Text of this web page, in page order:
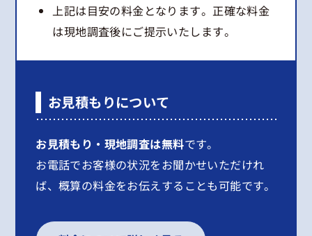
上記は目安の料金となります。正確な料金
は現地調査後にご提示いたします。
お見積もりについて
お見積もり・現地調査は無料です。
お電話でお客様の状況をお聞かせいただけれ
ば、概算の料金をお伝えすることも可能です。